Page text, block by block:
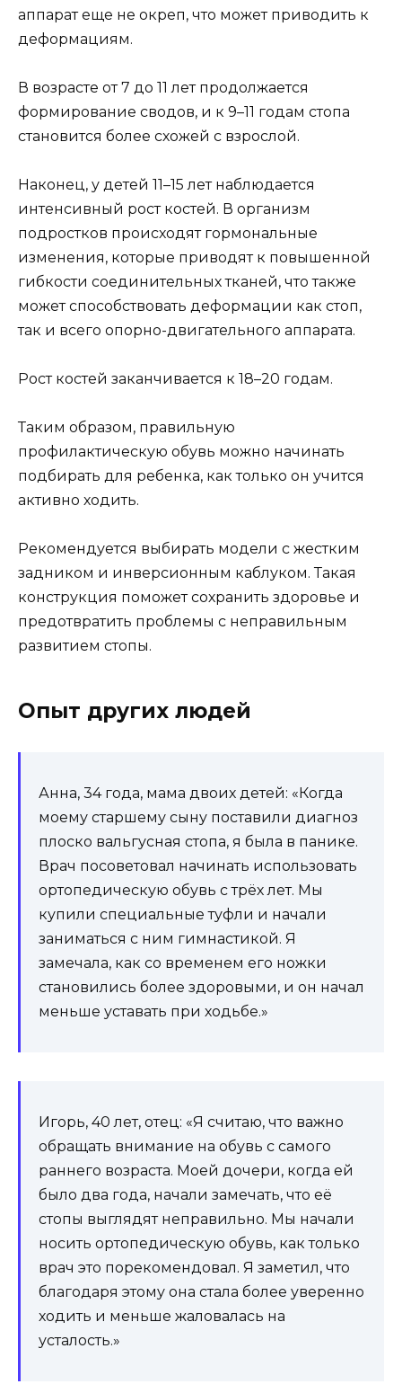
аппарат еще не окреп, что может приводить к
деформациям.
В возрасте от 7 до 11 лет продолжается
формирование сводов, и к 9–11 годам стопа
становится более схожей с взрослой.
Наконец, у детей 11–15 лет наблюдается
интенсивный рост костей. В организм
подростков происходят гормональные
изменения, которые приводят к повышенной
гибкости соединительных тканей, что также
может способствовать деформации как стоп,
так и всего опорно-двигательного аппарата.
Рост костей заканчивается к 18–20 годам.
Таким образом, правильную
профилактическую обувь можно начинать
подбирать для ребенка, как только он учится
активно ходить.
Рекомендуется выбирать модели с жестким
задником и инверсионным каблуком. Такая
конструкция поможет сохранить здоровье и
предотвратить проблемы с неправильным
развитием стопы.
Опыт других людей
Анна, 34 года, мама двоих детей: «Когда
моему старшему сыну поставили диагноз
плоско вальгусная стопа, я была в панике.
Врач посоветовал начинать использовать
ортопедическую обувь с трёх лет. Мы
купили специальные туфли и начали
заниматься с ним гимнастикой. Я
замечала, как со временем его ножки
становились более здоровыми, и он начал
меньше уставать при ходьбе.»
Игорь, 40 лет, отец: «Я считаю, что важно
обращать внимание на обувь с самого
раннего возраста. Моей дочери, когда ей
было два года, начали замечать, что её
стопы выглядят неправильно. Мы начали
носить ортопедическую обувь, как только
врач это порекомендовал. Я заметил, что
благодаря этому она стала более уверенно
ходить и меньше жаловалась на
усталость.»